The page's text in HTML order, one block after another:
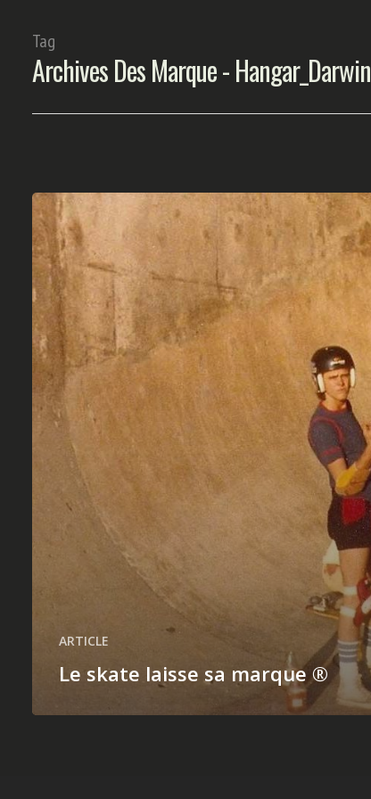
Tag
Archives Des Marque - Hangar_Darwin
ARTICLE
Le skate laisse sa marque ®